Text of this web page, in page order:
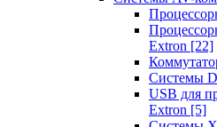
Extron [22]
Системы
USB для
Extron [5]